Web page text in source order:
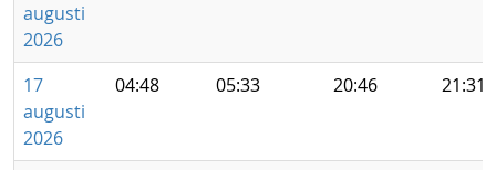
augusti
2026
17
augusti
2026
04:48 05:33 20:46 21:31